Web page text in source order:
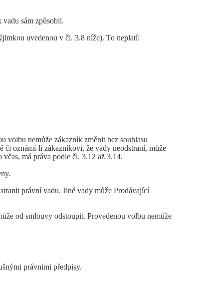
sám způsobil.
uvedenou v čl. 3.8 níže). To neplatí:
volbu nemůže zákazník změnit bez souhlasu
či oznámí-li zákazníkovi, že vady neodstraní, může
má práva podle čl. 3.12 až 3.14.
právní vadu. Jiné vady může Prodávající
od smlouvy odstoupit. Provedenou volbu nemůže
právními předpisy.